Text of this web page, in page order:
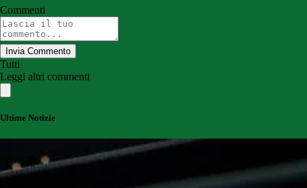
Commenti
Invia Commento
Tutti
Leggi altri commenti
Ultime Notizie